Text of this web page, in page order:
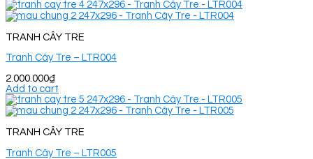
TRANH CÂY TRE
Tranh Cây Tre – LTR004
2.000.000₫
Add to cart
TRANH CÂY TRE
Tranh Cây Tre – LTR005